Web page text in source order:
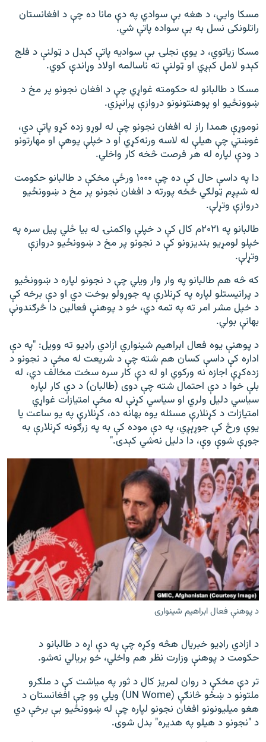
مسکا وايي، د هغه بې سوادي په دې مانا ده چې د افغانستان
راتلونکی نسل به بې سواده پاتې شي.
مسکا زیاتوي، د یوې نجلۍ بې سواديه پاتې کېدل د ټولنې د فلج
کېدو لامل کېږي او ټولنې ته ناسالمه اولاد وړاندې کوي.
مسکا د طالبانو له حکومته غواړي چې د افغان نجونو پر مخ د
ښوونځیو او پوهنتونونو دروازې پرانېزي.
نوموړې همدا راز له افغان نجونو چې له لوړو زده کړو پاتې دي،
غوښتي چې هيلې له لاسه ورنه‌کړي او د خپلې پوهې او مهارتونو
د ودې لپاره له هر فرصت څخه کار واخلي.
دا په داسې حال کې ده چې ۱۰۰۰ ورځې مخکې د طالبانو حکومت
له شپږم ټولګي څخه پورته د افغان نجونو پر مخ د ښوونځیو
دروازې وتړلې.
طالبانو په ۲۰۲۱م کال کې د خپلې واکمنۍ له بيا ځلي پیل سره په
خپلو لومړيو بنديزونو کې د نجونو پر مخ د ښوونځیو دروازې
وتړلې.
که څه هم طالبانو په وار وار ویلي چې د نجونو لپاره د ښوونځیو
د پرانیستلو لپاره په کړنلارې په جوړولو بوخت دي او دې برخه کې
د خپل مشر امر ته په تمه دي، خو د پوهنې فعالین دا څرګندونې
بهانې بولي.
د پوهنې یوه فعال ابراهیم شینواري ازادي راډيو ته وویل: "په دې
اداره کې داسې کسان هم شته چې د شريعت له مخې د نجونو د
زده‌کړې اجازه نه ورکوي او له دې کار سره سخت مخالف دي، له
بلې خوا د دې احتمال شته چې دوی (طالبان) د دې کار لپاره
سياسي دليل ولري او سياسي کړنې له مخې امتيازات غواړي
امتیازات د کړنلارې مسئله یوه بهانه ده، کړنلارې په یو ساعت یا
یوې ورځ کې جوړېږي، په دې موده کې به په زرګونه کړنلارې به
جوړې شوې وې، دا دليل نه‌شي کېدى."
د پوهنې فعال ابراهیم شینواری
د ازادي راډیو خبریال هڅه وکړه چې په دې اړه د طالبانو د
حکومت د پوهنې وزارت نظر هم واخلي، خو بريالي نه‌شو.
تر دې مخکې د روان لمریز کال د ثور په میاشت کې د ملګرو
ملتونو د ښځو څانګې (UN Wome) ویلي وو چې افغانستان د
هغو میلیونونو افغان نجونو لپاره چې له ښوونځیو بې برخې دي
د "نجونو د هیلو په هدیره" بدل شوی.